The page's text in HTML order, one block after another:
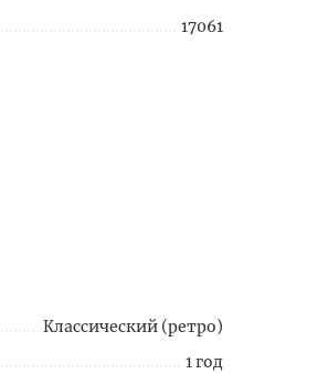
17061
Классический (ретро)
1 год